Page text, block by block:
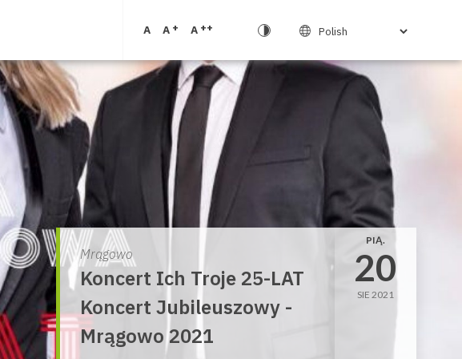
A A + A ++
Mrągowo
Koncert Ich Troje 25-LAT
Koncert Jubileuszowy -
Mrągowo 2021
PIĄ.
20
SIE 2021